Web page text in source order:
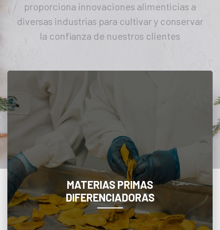
proporciona innovaciones alimenticias a
diversas industrias para cultivar y conservar
la confianza de nuestros clientes
MATERIAS PRIMAS
DIFERENCIADORAS
MATERIAS PRIMAS DIFERENCIADORAS
Desarrollamos ingredientes diferenciadores de
origen natural que agregan valor a industrias
dirigidas a personas o animales en cualquier
presentación.